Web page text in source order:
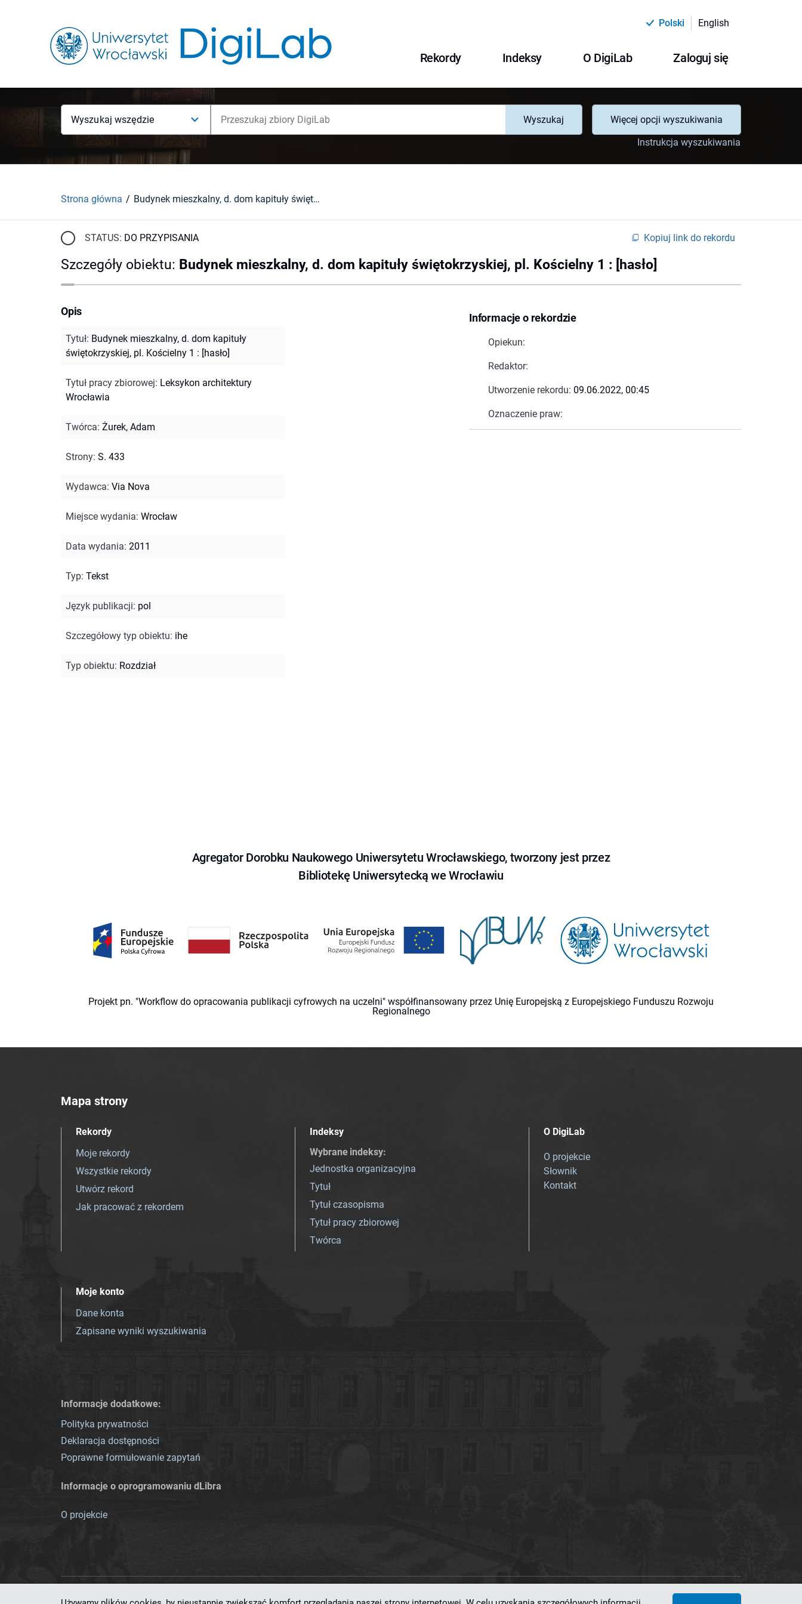
Polski English
Rekordy Indeksy O DigiLab Zaloguj się
Wyszukaj wszędzie Wyszukaj
Więcej opcji wyszukiwania
Instrukcja wyszukiwania
Strona główna Budynek mieszkalny, d. dom kapituły świętokrzyskiej, pl. Kościelny 1 : [hasło]
STATUS: DO PRZYPISANIA Kopiuj link do rekordu
Szczegóły obiektu: Budynek mieszkalny, d. dom kapituły świętokrzyskiej, pl. Kościelny 1 : [hasło]
Informacje o rekordzie
Opiekun:
Redaktor:
Utworzenie rekordu: 09.06.2022, 00:45
Oznaczenie praw:
Opis
Tytuł: Budynek mieszkalny, d. dom kapituły
świętokrzyskiej, pl. Kościelny 1 : [hasło]
Tytuł pracy zbiorowej: Leksykon architektury
Wrocławia
Twórca: Żurek, Adam
Strony: S. 433
Wydawca: Via Nova
Miejsce wydania: Wrocław
Data wydania: 2011
Typ: Tekst
Język publikacji: pol
Szczegółowy typ obiektu: ihe
Typ obiektu: Rozdział
Agregator Dorobku Naukowego Uniwersytetu Wrocławskiego, tworzony jest przez
Bibliotekę Uniwersytecką we Wrocławiu
Projekt pn. "Workflow do opracowania publikacji cyfrowych na uczelni" współfinansowany przez Unię Europejską z Europejskiego Funduszu Rozwoju
Regionalnego
Mapa strony
Rekordy
Moje rekordy
Wszystkie rekordy
Utwórz rekord
Jak pracować z rekordem
Indeksy
Wybrane indeksy:
Jednostka organizacyjna
Tytuł
Tytuł czasopisma
Tytuł pracy zbiorowej
Twórca
O DigiLab
O projekcie
Słownik
Kontakt
Moje konto
Dane konta
Zapisane wyniki wyszukiwania
Informacje dodatkowe:
Polityka prywatności
Deklaracja dostępności
Poprawne formułowanie zapytań
Informacje o oprogramowaniu dLibra
O projekcie